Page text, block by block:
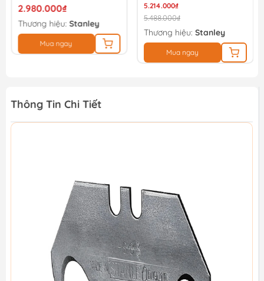
2.980.000₫
Thương hiệu: Stanley
Mua ngay
5.214.000₫
5.488.000₫
Thương hiệu: Stanley
Mua ngay
Thông Tin Chi Tiết